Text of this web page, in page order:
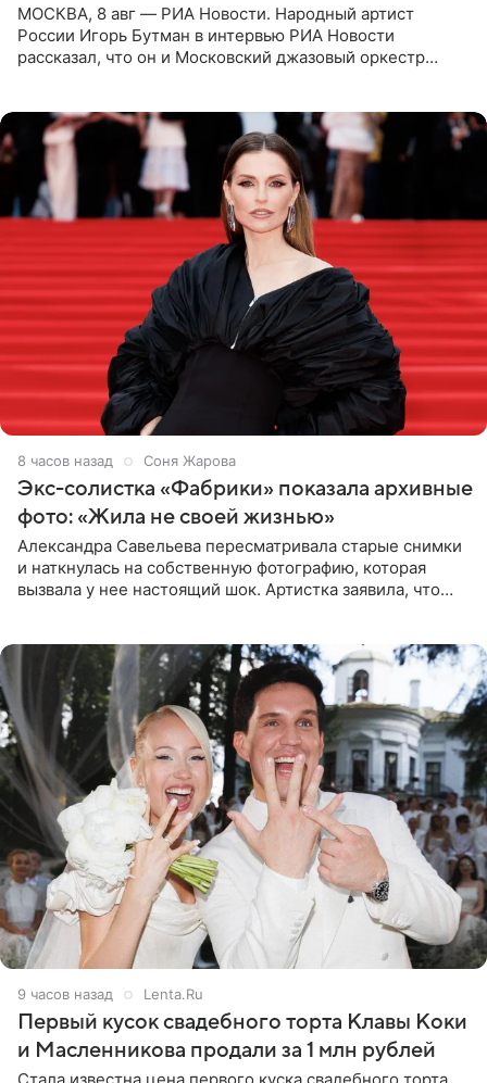
МОСКВА, 8 авг — РИА Новости. Народный артист
России Игорь Бутман в интервью РИА Новости
рассказал, что он и Московский джазовый оркестр
8 часов назад Соня Жарова
Экс-солистка «Фабрики» показала архивные
фото: «Жила не своей жизнью»
Александра Савельева пересматривала старые снимки
и наткнулась на собственную фотографию, которая
вызвала у нее настоящий шок. Артистка заявила, что
9 часов назад Lenta.Ru
Первый кусок свадебного торта Клавы Коки
и Масленникова продали за 1 млн рублей